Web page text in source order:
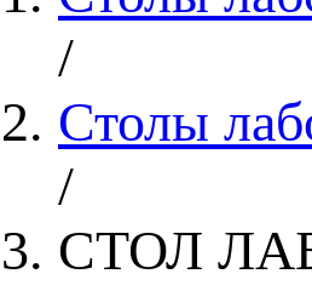
/
Столы
/
СТОЛ